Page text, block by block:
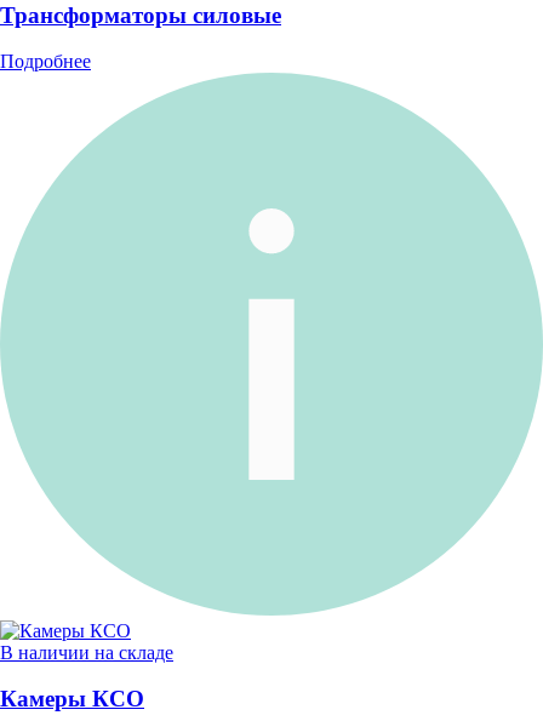
Трансформаторы силовые
Подробнее
В наличии на складе
Камеры КСО